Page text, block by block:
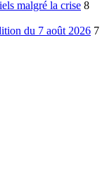
malgré la crise 8
du 7 août 2026 7